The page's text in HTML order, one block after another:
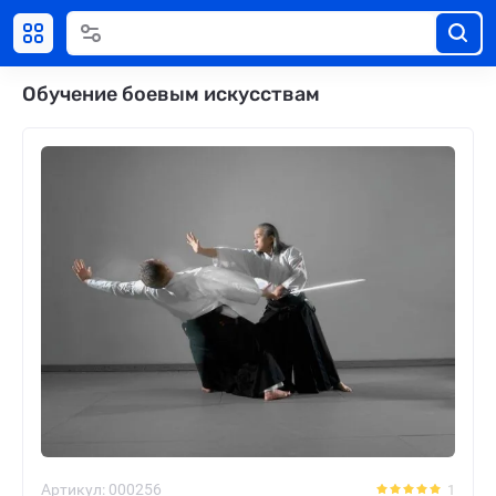
Обучение боевым искусствам
Артикул: 000256 1